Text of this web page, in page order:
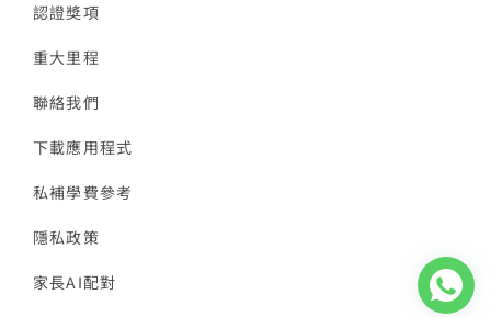
認證獎項
重大里程
聯絡我們
下載應用程式
私補學費參考
隱私政策
家長AI配對